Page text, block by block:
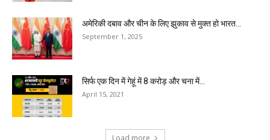
अमेरिकी दबाव और चीन के लिए झुकाव से मुक्त हो भारत...
September 1, 2025
सिर्फ एक दिन में गेहूं में 8 करोड़ और चना में...
April 15, 2021
Load more